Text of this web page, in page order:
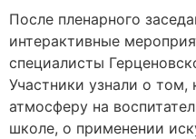
После пленарного
интерактивные
специалисты
Участники узнали о том,
атмосферу на
школе, о применении